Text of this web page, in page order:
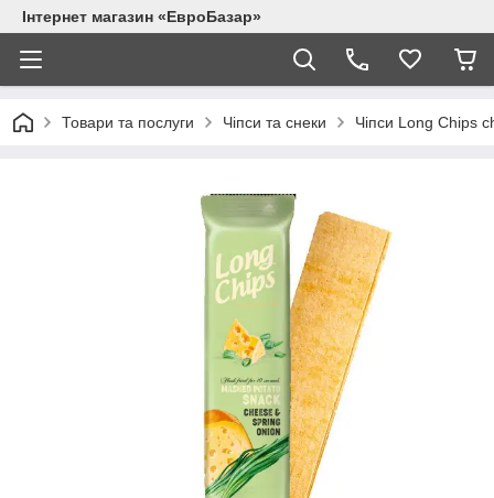
Інтернет магазин «ЕвроБазар»
Товари та послуги Чіпси та снеки Чіпси Long Chips